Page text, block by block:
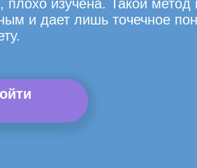
плохо изучена. Такой метод
и дает лишь точечное